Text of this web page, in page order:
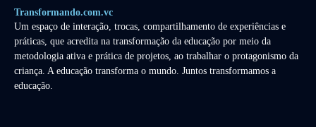
Transformando.com.vc
Um espaço de interação, trocas, compartilhamento de experiências e
práticas, que acredita na transformação da educação por meio da
metodologia ativa e prática de projetos, ao trabalhar o protagonismo da
criança. A educação transforma o mundo. Juntos transformamos a
educação.